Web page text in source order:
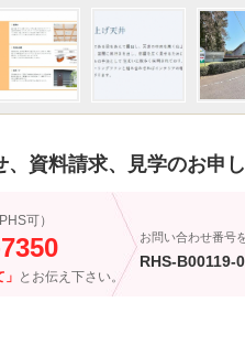
、資料請求、見学のお申
可）
とお伝え下さい。
お問い合わせ番号
RHS-B00119-